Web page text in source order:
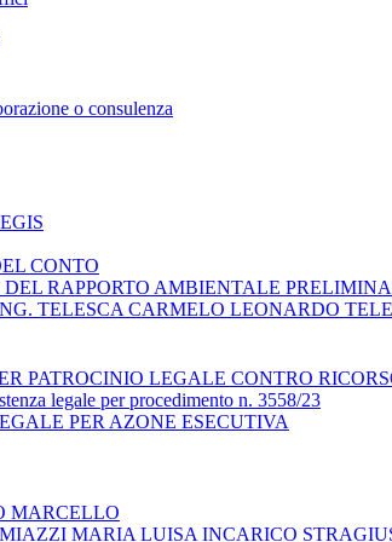
o consulenza
CONTO
RAPPORTO AMBIENTALE
TELESCA CARMELO LEONARDO
PATROCINIO LEGALE CONTRO
legale per procedimento n. 3558/23
PER AZONE ESECUTIVA
MARCELLO
MARIA LUISA INCARICO